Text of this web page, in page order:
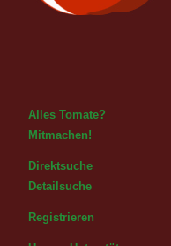
Alles Tomate?
Mitmachen!
Direktsuche
Detailsuche
Registrieren